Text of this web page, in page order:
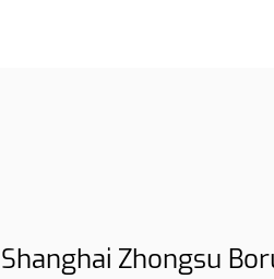
Shanghai Zhongsu